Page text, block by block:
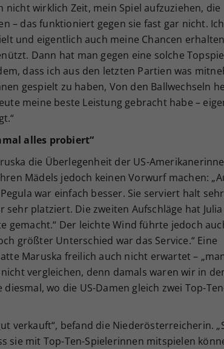
wirklich Zeit, mein Spiel aufzuziehen, die
– das funktioniert gegen sie fast gar nicht.
und eigentlich auch meine Chancen
Dann hat man gegen eine solche
dass ich aus den letzten Partien was
gespielt zu haben, Von den Ballwechseln
meine beste Leistung gebracht habe –
alles probiert“
die Überlegenheit der US-
Mädels jedoch keinen Vorwurf machen:
war einfach besser. Sie serviert halt
sehr platziert. Die zweiten Aufschläge hat Julia
gemacht.“ Der leichte Wind führte jedoch
größter Unterschied war das Service.“ Eine
Maruska freilich auch nicht erwartet –
vergleichen, denn damals waren wir in
wo die US-Damen gleich zwei Top-
verkauft“, befand die Niederösterreicherin.
sie mit Top-Ten-Spielerinnen mitspielen